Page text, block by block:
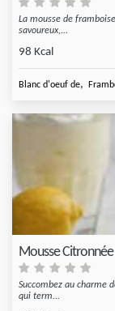
La mousse de
savoureux,...
98 Kcal
Blanc d'oeuf de,
Mousse
Succombez au charme
qui term...